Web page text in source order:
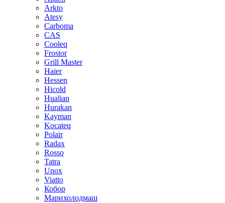
Arkto
Atesy
Carboma
CAS
Cooleq
Frostor
Grill Master
Haier
Hessen
Hicold
Hualian
Hurakan
Kayman
Kocateq
Polair
Radax
Rosso
Tatra
Unox
Viatto
Кобор
Марихолодмаш